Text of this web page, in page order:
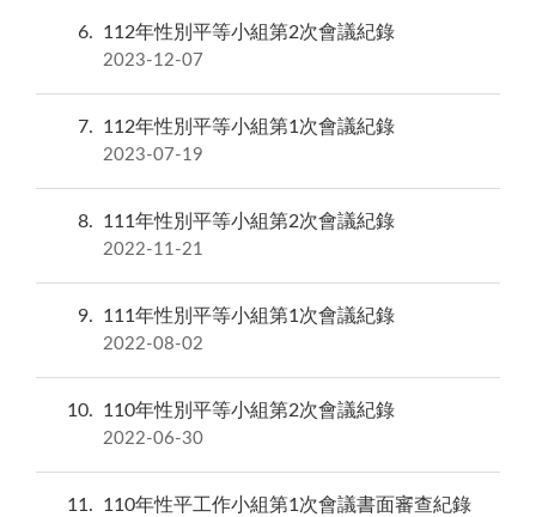
6 112年性別平等小組第2次會議紀錄
2023-12-07
7 112年性別平等小組第1次會議紀錄
2023-07-19
8 111年性別平等小組第2次會議紀錄
2022-11-21
9 111年性別平等小組第1次會議紀錄
2022-08-02
10 110年性別平等小組第2次會議紀錄
2022-06-30
11 110年性平工作小組第1次會議書面審查紀錄